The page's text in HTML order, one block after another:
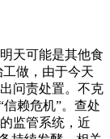
天可能是其他食
做，由于今天
问责处置。不克
赖危机”。查处
监管系统，近